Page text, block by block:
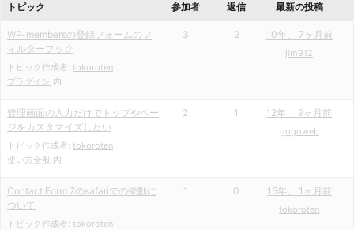
トピック 参加者 返信 最新の投稿
WP-membersの登録フォームのフ
ィルターフック
トピック作成者: tokoroten
プラグイン 内
3 2 10年、 7ヶ月前
jim912
管理画面の入力だけでトップやペー
ジをカスタマイズしたい
トピック作成者: tokoroten
使い方全般 内
2 1 12年、 9ヶ月前
gogoweb
Contact Form 7のsafariでの挙動に
ついて
トピック作成者: tokoroten
1 0 15年、 1ヶ月前
tokoroten